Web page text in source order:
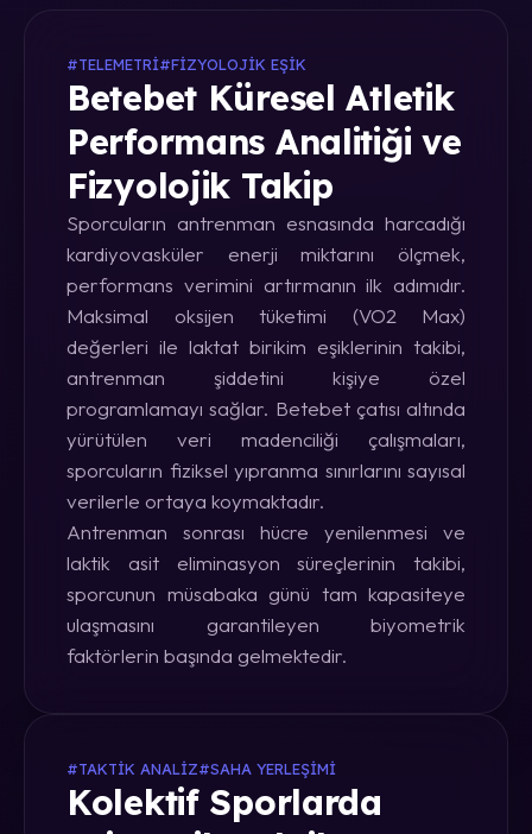
#TELEMETRI#FIZYOLOJIK EŞIK
Betebet Küresel Atletik
Performans Analitiği ve
Fizyolojik Takip
Sporcuların antrenman esnasında harcadığı
kardiyovasküler enerji miktarını ölçmek,
performans verimini artırmanın ilk adımıdır.
Maksimal oksijen tüketimi (VO2 Max)
değerleri ile laktat birikim eşiklerinin takibi,
antrenman şiddetini kişiye özel
programlamayı sağlar. Betebet çatısı altında
yürütülen veri madenciliği çalışmaları,
sporcuların fiziksel yıpranma sınırlarını sayısal
verilerle ortaya koymaktadır.
Antrenman sonrası hücre yenilenmesi ve
laktik asit eliminasyon süreçlerinin takibi,
sporcunun müsabaka günü tam kapasiteye
ulaşmasını garantileyen biyometrik
faktörlerin başında gelmektedir.
#TAKTIK ANALIZ#SAHA YERLEŞIMI
Kolektif Sporlarda